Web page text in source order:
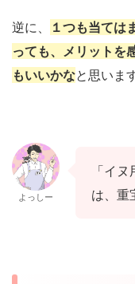
逆に、
１つも当ては
っても、メリットを
もいいかなと思いま
よっしー
「イ
は、重